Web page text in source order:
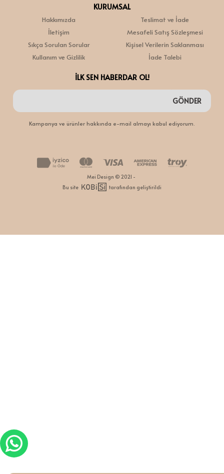
KURUMSAL
Hakkımızda
İletişim
Sıkça Sorulan Sorular
Kullanım ve Gizlilik
Teslimat ve İade
Mesafeli Satış Sözleşmesi
Kişisel Verilerin Saklanması
İade Talebi
İLK SEN HABERDAR OL!
GÖNDER
Kampanya ve ürünler hakkında e-mail almayı kabul ediyorum.
Mei Design © 2021 -
Bu site
tarafından geliştirildi